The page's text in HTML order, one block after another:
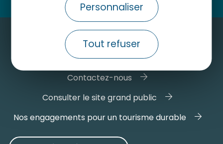
Personnaliser
Tout refuser
Contactez-nous
Consulter le site grand public
Nos engagements pour un tourisme durable